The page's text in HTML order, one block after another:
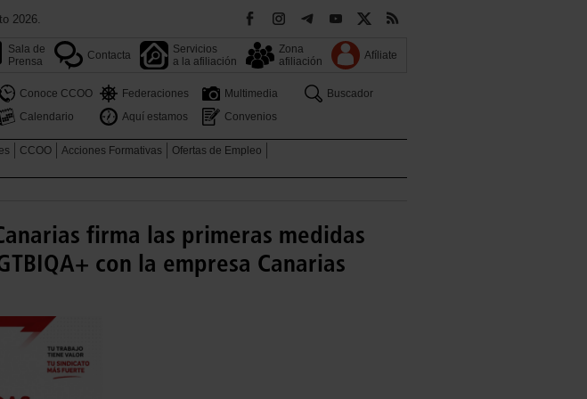
2026.
Sala de
Prensa
Contacta
Servicios
a la afiliación
Zona
afiliación
Afíliate
Conoce CCOO Federaciones Multimedia
Buscador
Calendario
Aquí estamos Convenios
CCOO Acciones Formativas
Ofertas de Empleo
firma las primeras medidas
con la empresa Canarias